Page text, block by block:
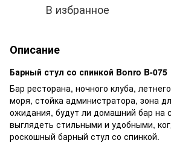
В избранное
Описание
Барный стул со спинкой Bonro B-075
Бар ресторана, ночного клуба,
моря, стойка администратора, зона
ожидания, будут ли домашний бар на
выглядеть стильными и удобными,
роскошный барный стул со спинкой.